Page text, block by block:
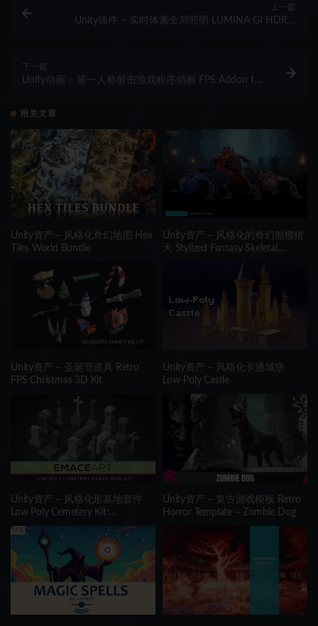
上一篇
Unity插件 – 实时体素全局照明 LUMINA GI HDRP:
下一篇
Unity动画 – 第一人称射击游戏程序动画 FPS Addon for
相关文章
Unity资产 – 风格化奇幻地图 Hex
Tiles World Bundle
Unity资产 – 风格化的奇幻骷髅猎
犬 Stylized Fantasy Skeletal
Unity资产 – 圣诞节道具 Retro
FPS Christmas 3D Kit
Unity资产 – 风格化卡通城堡
Low-Poly Castle
Unity资产 – 风格化形墓地套件
Low Poly Cemetery Kit:
NecroPOLY – Graves Module
Unity资产 – 复古游戏模板 Retro
Horror Template – Zombie Dog